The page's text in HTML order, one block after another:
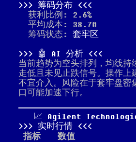
筹码分布
获利比例: 2.6%
平均成本: 38.70
筹码状态: 套牢区
🤖 AI 分析
当前趋势为空头排列，均线持
走低且未见止跌信号。操作上
不宜介入。风险在于套牢盘密
口可能加速下行。
📈 Agilent
实时行情
指标
数值